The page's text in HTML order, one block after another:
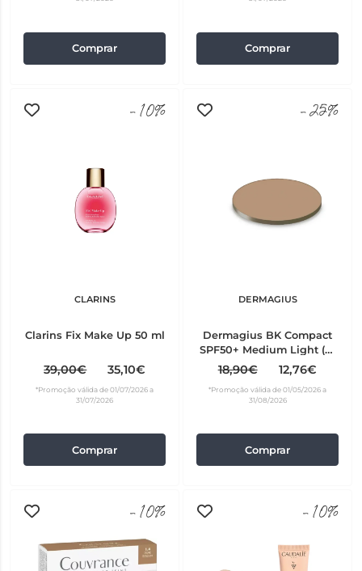
Comprar Comprar
-10%
CLARINS
Clarins Fix Make Up 50 ml
39,00€ 35,10€
*Promoção válida de 01/07/2026 a
31/07/2026
Comprar
-25%
DERMAGIUS
Dermagius BK Compact
SPF50+ Medium Light (nº
2), 8G - refill
18,90€ 12,76€
*Promoção válida de 01/05/2026 a
31/08/2026
Comprar
-10% -10%